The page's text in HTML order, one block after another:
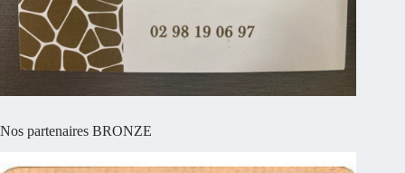
Nos partenaires BRONZE